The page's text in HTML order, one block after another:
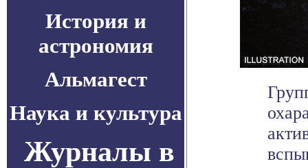
История и
астрономия
Альмагест
Наука и культура
Журналы в